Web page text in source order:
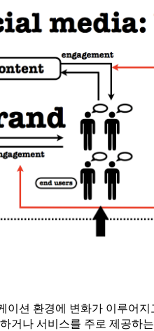
이션 환경에 변화가 이루어지
거나 서비스를 주로 제공하